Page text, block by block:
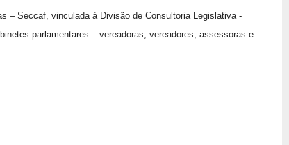
– Seccaf, vinculada à Divisão de Consultoria Legislativa -
parlamentares – vereadoras, vereadores, assessoras e